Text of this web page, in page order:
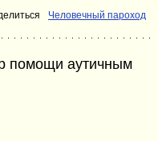
Человечный пароход
помощи аутичным